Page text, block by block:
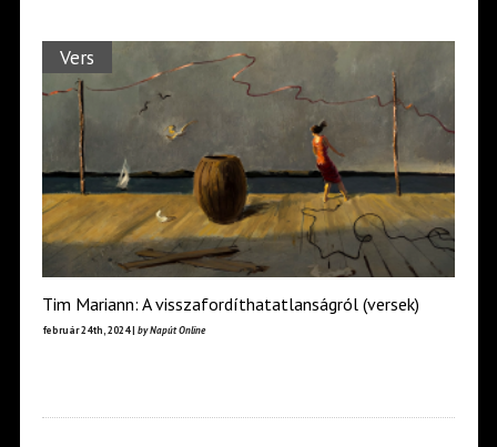
Vers
Tim Mariann: A visszafordíthatatlanságról (versek)
február 24th, 2024 | by Napút Online